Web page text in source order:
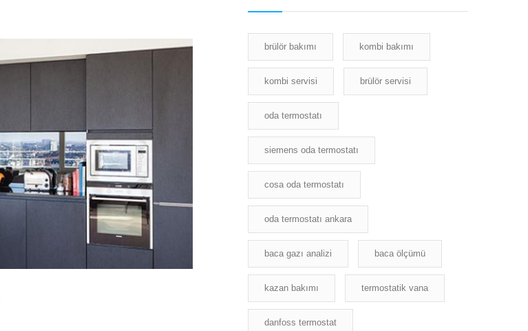
brülör bakımı kombi bakımı
kombi servisi brülör servisi
oda termostatı
siemens oda termostatı
cosa oda termostatı
oda termostatı ankara
baca gazı analizi baca ölçümü
kazan bakımı termostatik vana
danfoss termostat